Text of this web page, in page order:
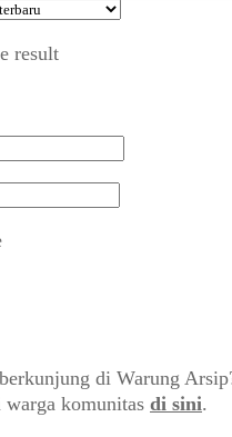
result
di Warung
warga komunitas di sini.